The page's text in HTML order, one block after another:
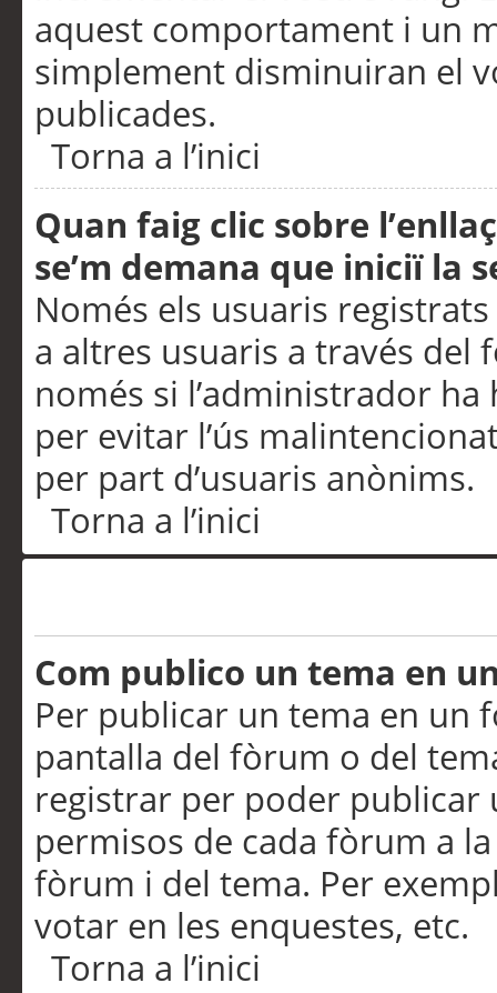
aquest comportament i un
simplement disminuiran el
publicades.
Torna a l’inici
Quan faig clic sobre
se’m demana que iniciï la
Només els usuaris
a altres usuaris a través
només si l’administrador
per evitar l’ús
per part d’usuaris anònims.
Torna a l’inici
Com publico un tema en
Per publicar un tema en un
pantalla del fòrum o del
registrar per poder publicar
permisos de cada fòrum a
fòrum i del tema. Per
votar en les enquestes, etc.
Torna a l’inici